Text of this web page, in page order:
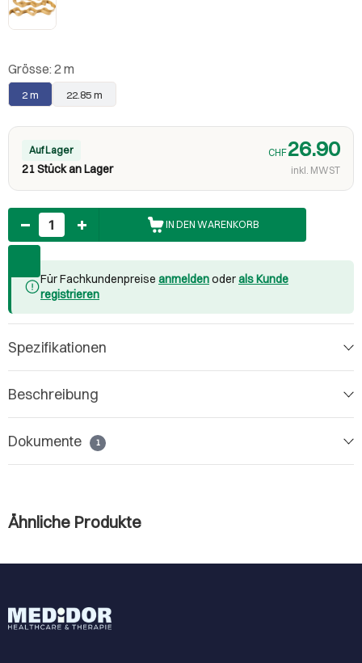
Grösse: 2 m
2 m 22.85 m
Auf Lager
21 Stück an Lager
CHF26.90
inkl. MWST
Anzahl
IN DEN WARENKORB
Für Fachkundenpreise anmeldenoderals Kunde
registrieren
Spezifikationen
Beschreibung
Dokumente 1
Ähnliche Produkte